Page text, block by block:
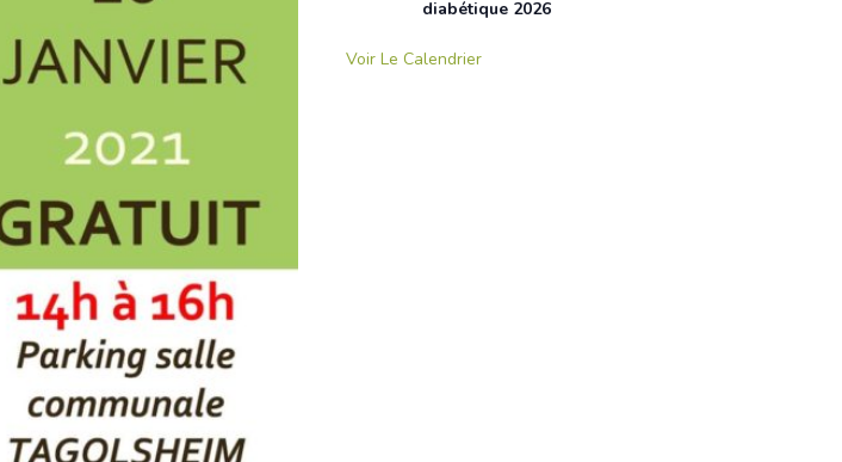
diabétique 2026
Voir Le Calendrier